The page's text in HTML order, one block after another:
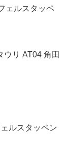
ェルスタッペ
ウリ AT04 角田
ルスタッペン